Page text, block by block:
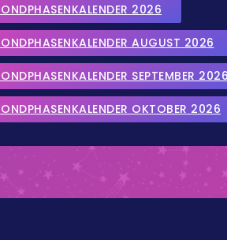
2026
AUGUST 2026
SEPTEMBER 2026
OKTOBER 2026